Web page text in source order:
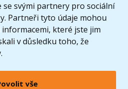
se svými partnery pro sociální
Partneři tyto údaje mohou
které jste jim
v důsledku toho, že
vše